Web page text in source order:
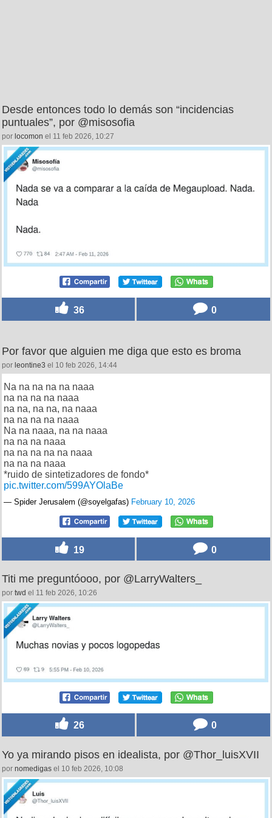
Desde entonces todo lo demás son “incidencias
puntuales”, por @misosofia
por locomon el 11 feb 2026, 10:27
36 0
Por favor que alguien me diga que esto es broma
por leontine3 el 10 feb 2026, 14:44
Na na na na na naaa
na na na na naaa
na na, na na, na naaa
na na na na naaa
Na na naaa, na na naaa
na na na naaa
na na na na na naaa
na na na naaa
*ruido de sintetizadores de fondo*
pic.twitter.com/599AYOlaBe
— Spider Jerusalem (@soyelgafas) February 10, 2026
19 0
Titi me preguntóooo, por @LarryWalters_
por twd el 11 feb 2026, 10:26
26 0
Yo ya mirando pisos en idealista, por @Thor_luisXVII
por nomedigas el 10 feb 2026, 10:08